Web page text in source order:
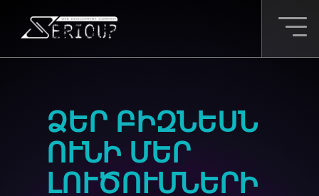
ՁԵՐ ԲԻԶՆԵՍՆ
ՈՒՆԻ ՄԵՐ
ԼՈՒԾՈՒՄՆԵՐԻ